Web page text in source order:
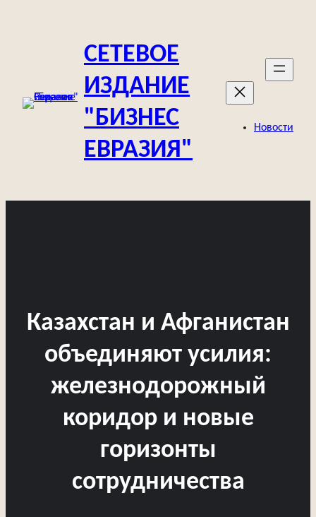
СЕТЕВОЕ
ИЗДАНИЕ
"БИЗНЕС
ЕВРАЗИЯ"
Новости
Казахстан и Афганистан
объединяют усилия:
железнодорожный
коридор и новые
горизонты
сотрудничества